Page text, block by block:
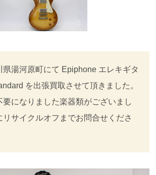
県湯河原町にて Epiphone エレキギタ
を出張買取させて頂きました。
要になりました楽器類がございまし
リサイクルオフまでお問合せくださ